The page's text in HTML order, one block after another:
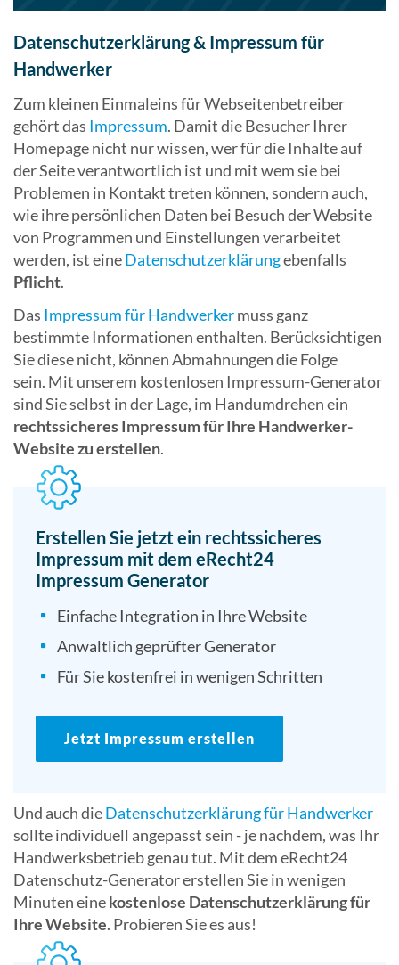
Datenschutzerklärung & Impressum für
Handwerker
Zum kleinen Einmaleins für Webseitenbetreiber
gehört das Impressum. Damit die Besucher Ihrer
Homepage nicht nur wissen, wer für die Inhalte auf
der Seite verantwortlich ist und mit wem sie bei
Problemen in Kontakt treten können, sondern auch,
wie ihre persönlichen Daten bei Besuch der Website
von Programmen und Einstellungen verarbeitet
werden, ist eineDatenschutzerklärungebenfalls
Pflicht.
Das Impressum für Handwerkermuss ganz
bestimmte Informationen enthalten. Berücksichtigen
Sie diese nicht, können Abmahnungen die Folge
sein. Mit unserem kostenlosen Impressum-Generator
sind Sie selbst in der Lage, im Handumdrehen ein
rechtssicheres Impressum für Ihre Handwerker-
Website zu erstellen.
Erstellen Sie jetzt ein rechtssicheres
Impressum mit dem eRecht24
Impressum Generator
Einfache Integration in Ihre Website
Anwaltlich geprüfter Generator
Für Sie kostenfrei in wenigen Schritten
Jetzt Impressum erstellen
Und auch dieDatenschutzerklärung für Handwerker
sollte individuell angepasst sein - je nachdem, was Ihr
Handwerksbetrieb genau tut. Mit dem eRecht24
Datenschutz-Generator erstellen Sie in wenigen
Minuten einekostenlose Datenschutzerklärung für
Ihre Website. Probieren Sie es aus!